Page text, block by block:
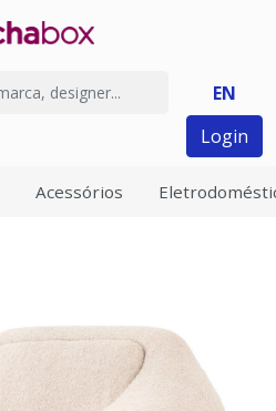
EN
Login
Acessórios